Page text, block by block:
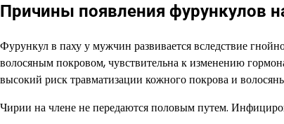
Причины появления фурункулов
Фурункул в паху у мужчин развивается вследствие
волосяным покровом, чувствительна к изменению
высокий риск травматизации кожного покрова и
Чирии на члене не передаются половым путем.